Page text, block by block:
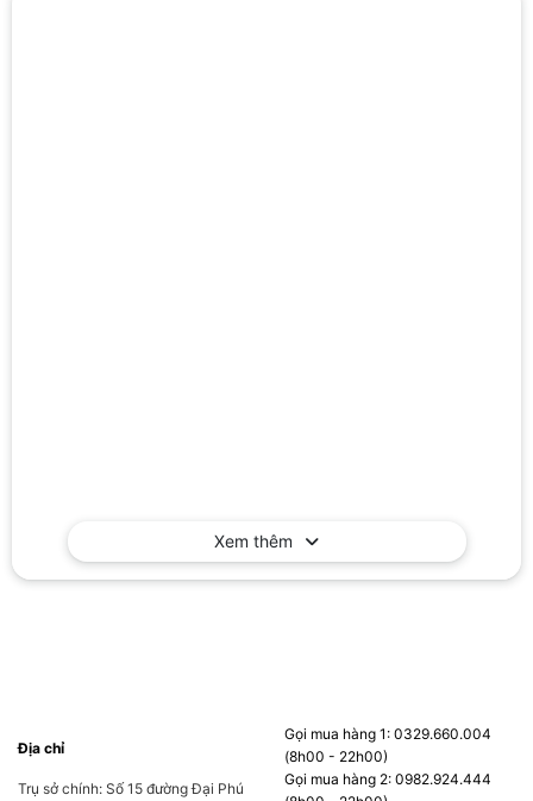
Xem thêm
Địa chỉ
Trụ sở chính: Số 15 đường Đại Phú
Gọi mua hàng 1: 0329.660.004
(8h00 - 22h00)
Gọi mua hàng 2: 0982.924.444